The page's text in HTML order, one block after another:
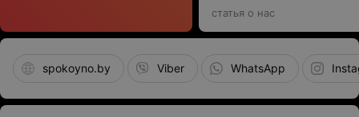
статья о нас
spokoyno.by Viber WhatsApp